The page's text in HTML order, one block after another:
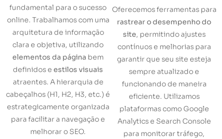
fundamental para o sucesso
online. Trabalhamos com uma
arquitetura de informação
clara e objetiva, utilizando
elementos da página bem
definidos e estilos visuais
atraentes. A hierarquia de
cabeçalhos (H1, H2, H3, etc.) é
estrategicamente organizada
para facilitar a navegação e
melhorar o SEO.
Oferecemos ferramentas para
rastrear o desempenho do
site, permitindo ajustes
contínuos e melhorias para
garantir que seu site esteja
sempre atualizado e
funcionando de maneira
eficiente. Utilizamos
plataformas como Google
Analytics e Search Console
para monitorar tráfego,